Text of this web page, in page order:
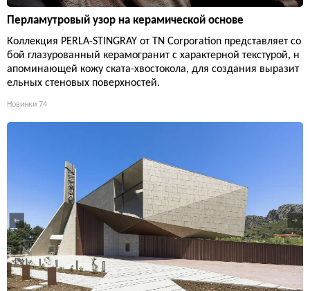
Перламутровый узор на керамической основе
Коллекция PERLA-STINGRAY от TN Corporation представляет со
бой глазурованный керамогранит с характерной текстурой, н
апоминающей кожу ската-хвостокола, для создания выразит
ельных стеновых поверхностей.
Новинки 74